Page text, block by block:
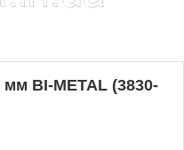
ВІ-METAL (3830-